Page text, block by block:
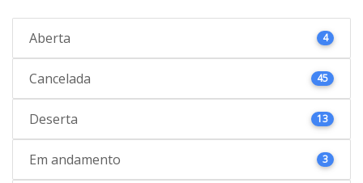
Aberta 4
Cancelada 45
Deserta 13
Em andamento 3